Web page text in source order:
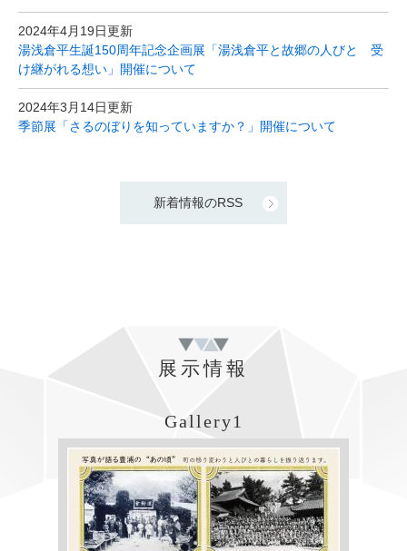
2024年4月19日更新
湯浅倉平生誕150周年記念企画展「湯浅倉平と故郷の人びと 受
け継がれる想い」開催について
2024年3月14日更新
季節展「さるのぼりを知っていますか？」開催について
新着情報のRSS
展示情報
Gallery1